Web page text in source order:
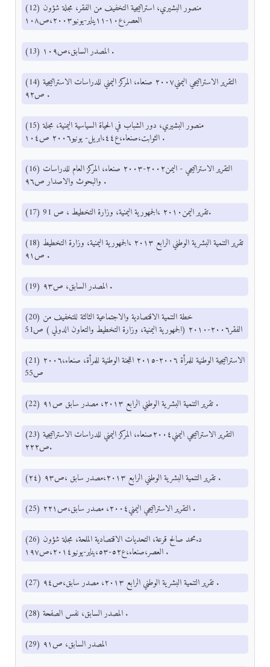
(12) منصور البشيري، استراتيجية التخفيف من الفقر، مجلة شؤون
العصر،ع١٠-١١يناير-يونيو٢٠٠٣،ص١٠٨
(13) المصدر السابق،ص١٠٩ .
(14) التقرير الاستراتيجي اليمني٢٠٠٧ صنعاء، المركز اليمني للدراسات الاستراتيجية
ص٩٢ .
(15) منصور البشيري، دور الشباب في الحياة السياسية اليمنية، مجلة
الثوابت،صنعاء،ع٤٤،ابريل- يونيو٢٠٠٦ ص١٠٤ .
(16) التقرير الاستراتيجي - اليمن٢٠٠٢-٢٠٠٣ صنعاء، المركز العام للدراسات
والبحوث والاصدار ص٩٦ .
(17) تقرير اليمن٢٠١٠ ،الجمهورية اليمنية، وزارة التخطيط ، ص 91.
(18) تقرير التنمية البشرية الوطني الرابع ٢٠١٣ ،الجمهورية اليمنية، وزارة التخطيط
ص٩١ .
(19) المصدر السابق، ص٩٣ .
(20) خطة التنمية الاقتصادية والاجتماعية الثالثة للتخفيف من
الفقر٢٠٠٦-٢٠١٠ (الجمهورية اليمنية، وزارة التخطيط والتعاون الدولي ) ص51
(21) الاستراتيجية الوطنية للمرأة ٢٠٠٦-٢٠١٥ اللجنة الوطنية للمرأة، صنعاء،٢٠٠٦
ص55
(22) تقرير التنمية البشرية الوطني الرابع ٢٠١٣، مصدر سابق ص٩١ .
(23) التقرير الاستراتيجي اليمني٢٠٠٤صنعاء، المركز اليمني للدراسات الاستراتيجية
ص٢٢٢.
(٢٤) تقرير التنمية البشرية الوطني الرابع ٢٠١٣،مصدر سابق ،ص٩٣ .
(25) التقرير الاستراتيجي اليمني٢٠٠٤، مصدر سابق،ص٢٢١ .
(26) د.محمد صالح قرعة، التحديات الاقتصادية الملحة، مجلة شؤون
العصر،صنعاء،ع٥٢-٥٣،يناير-يونيو٢٠١٤،ص١٩٧ .
(27) تقرير التنمية البشرية الوطني الرابع ٢٠١٣، مصدر سابق،ص٩٤ .
(28) المصدر السابق، نفس الصفحة .
(29) المصدر السابق، ص٩١